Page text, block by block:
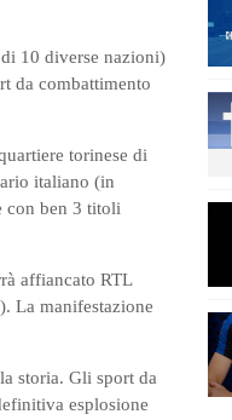
10 diverse nazioni)
da combattimento
torinese di
italiano (in
con ben 3 titoli
affiancato RTL
La manifestazione
storia. Gli sport da
esplosione